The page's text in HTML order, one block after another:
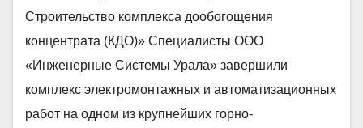
Строительство комплекса дообогощения
концентрата (КДО)» Специалисты ООО
«Инженерные Системы Урала» завершили
комплекс электромонтажных и автоматизационных
работ на одном из крупнейших горно-